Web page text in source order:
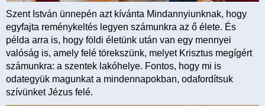
Szent István ünnepén azt kívánta Mindannyiunknak, hogy
egyfajta reménykeltés legyen számunkra az ő élete. És
példa arra is, hogy földi életünk után van egy mennyei
valóság is, amely felé törekszünk, melyet Krisztus megígért
számunkra: a szentek lakóhelye. Fontos, hogy mi is
odategyük magunkat a mindennapokban, odafordítsuk
szívünket Jézus felé.